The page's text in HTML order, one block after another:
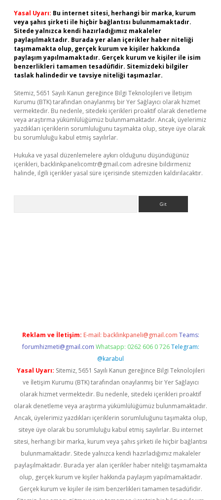
Yasal Uyarı: Bu internet sitesi, herhangi bir marka, kurum
veya şahıs şirketi ile hiçbir bağlantısı bulunmamaktadır.
Sitede yalnızca kendi hazırladığımız makaleler
paylaşılmaktadır. Burada yer alan içerikler haber niteliği
taşımamakta olup, gerçek kurum ve kişiler hakkında
paylaşım yapılmamaktadır. Gerçek kurum ve kişiler ile isim
benzerlikleri tamamen tesadüfidir. Sitemizdeki bilgiler
taslak halindedir ve tavsiye niteliği taşımazlar.
Sitemiz, 5651 Sayılı Kanun gereğince Bilgi Teknolojileri ve İletişim
Kurumu (BTK) tarafından onaylanmış bir Yer Sağlayıcı olarak hizmet
vermektedir. Bu nedenle, sitedeki içerikleri proaktif olarak denetleme
veya araştırma yükümlülüğümüz bulunmamaktadır. Ancak, üyelerimiz
yazdıkları içeriklerin sorumluluğunu taşımakta olup, siteye üye olarak
bu sorumluluğu kabul etmiş sayılırlar.
Hukuka ve yasal düzenlemelere aykırı olduğunu düşündüğünüz
içerikleri, backlinkpanelicomtr@gmail.com adresine bildirmeniz
halinde, ilgili içerikler yasal süre içerisinde sitemizden kaldırılacaktır.
Reklam ve İletişim: E-mail: backlinkpaneli@gmail.com Teams:
forumhizmeti@gmail.com Whatsapp: 0262 606 0 726 Telegram:
@karabul
Yasal Uyarı: Sitemiz, 5651 Sayılı Kanun gereğince Bilgi Teknolojileri
ve İletişim Kurumu (BTK) tarafından onaylanmış bir Yer Sağlayıcı
olarak hizmet vermektedir. Bu nedenle, sitedeki içerikleri proaktif
olarak denetleme veya araştırma yükümlülüğümüz bulunmamaktadır.
Ancak, üyelerimiz yazdıkları içeriklerin sorumluluğunu taşımakta olup,
siteye üye olarak bu sorumluluğu kabul etmiş sayılırlar. Bu internet
sitesi, herhangi bir marka, kurum veya şahıs şirketi ile hiçbir bağlantısı
bulunmamaktadır. Sitede yalnızca kendi hazırladığımız makaleler
paylaşılmaktadır. Burada yer alan içerikler haber niteliği taşımamakta
olup, gerçek kurum ve kişiler hakkında paylaşım yapılmamaktadır.
Gerçek kurum ve kişiler ile isim benzerlikleri tamamen tesadüfidir.